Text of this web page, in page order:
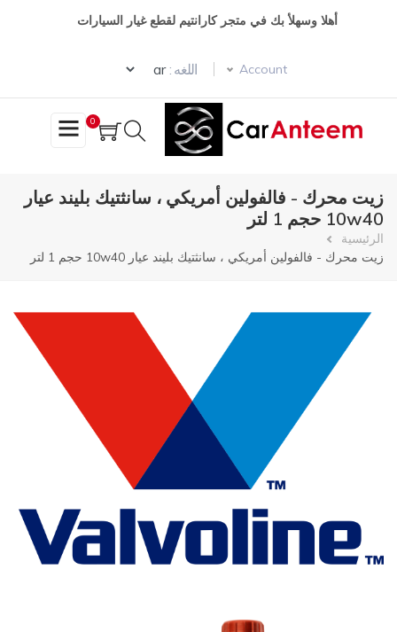
أهلا وسهلأ بك في متجر كارانتيم لقطع غيار السيارات
Account اللغه :
Select your language
0
زيت محرك - فالفولين أمريكي ، سانثتيك بليند عيار
10w40 حجم 1 لتر
مسار
الرئيسية
زيت محرك - فالفولين أمريكي ، سانثتيك بليند عيار 10w40 حجم 1 لتر